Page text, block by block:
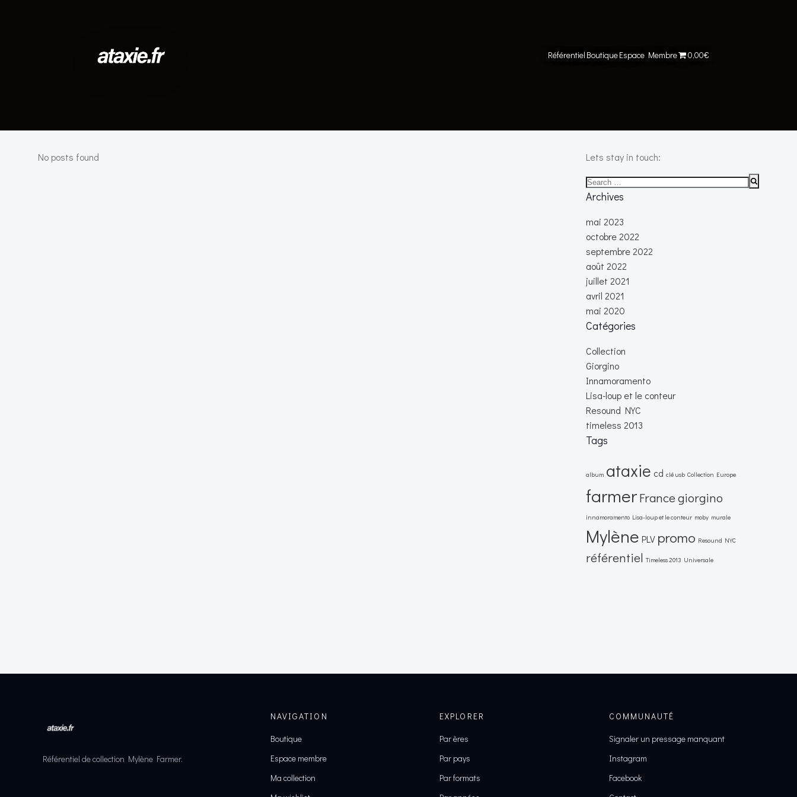
Référentiel BoutiqueEspace Membre 0,00€
No posts found
Lets stay in touch:
Search
for:
Archives
mai 2023
octobre 2022
septembre 2022
août 2022
juillet 2021
avril 2021
mai 2020
Catégories
Collection
Giorgino
Innamoramento
Lisa-loup et le conteur
Resound NYC
timeless 2013
Tags
album ataxie cd clé usb Collection Europe
farmerFrancegiorgino
innamoramento Lisa-loup et le conteur moby murale
Mylène PLV promo Resound NYC
référentiel Timeless 2013 Universale
Référentiel de collection Mylène Farmer.
NAVIGATION
Boutique
Espace membre
Ma collection
EXPLORER
Par ères
Par pays
Par formats
COMMUNAUTÉ
Signaler un pressage manquant
Instagram
Facebook